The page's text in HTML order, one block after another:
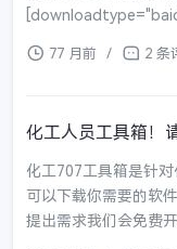
77 月前 / 2 条
化工人员工具箱！
化工707工具箱是针
可以下载你需要的软
提出需求我们会免费开